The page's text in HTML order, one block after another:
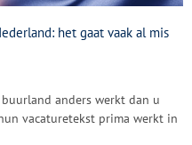
het gaat vaak al mis
anders werkt dan u
vacaturetekst prima werkt in